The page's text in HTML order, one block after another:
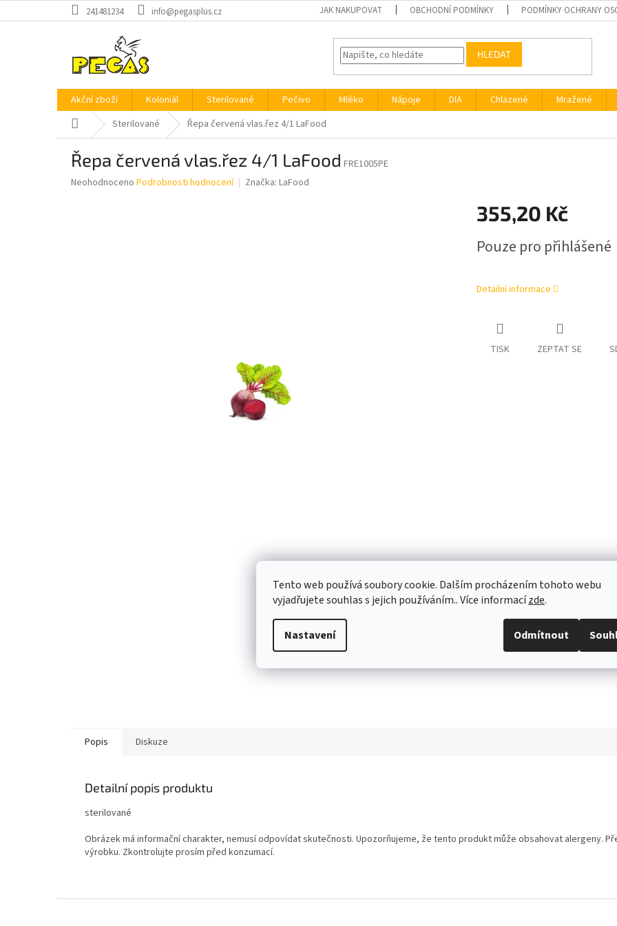
Tento web používá soubory cookie. Dalším procházením tohoto webu
vyjadřujete souhlas s jejich používáním.. Více informacízde.
Nastavení Odmítnout
na
241481234 info@pegasplus.cz JAK NAKUPOVAT OBCHODNÍ PODMÍNKY PODMÍNKY OCHRANY
HLEDAT
Akční zboží Koloniál Sterilované Pečivo Mléko Nápoje DIA Chlazené Mražené
Domů Sterilované Řepa červená vlas.řez 4/1 LaFood
Řepa červená vlas.řez 4/1 LaFood FRE1005PE
Průměrné
Neohodnoceno Podrobnosti hodnocení Značka: LaFood
355,20 Kč
cena:
Pouze pro přihlášené
Detailní informace
TISK ZEPTAT SE
Popis Diskuze
Detailní popis produktu
sterilované
Obrázek má informační charakter, nemusí odpovídat skutečnosti. Upozorňujeme, že tento produkt může obsahovat alergeny.
výrobku. Zkontrolujte prosím před konzumací.